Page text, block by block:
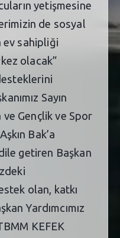
yetişmesine
de sosyal
ev sahipliği
olacak”
Sayın
ve Gençlik ve Spor
Bak’a
getiren Başkan
olan, katkı
Yardımcımız
KEFEK